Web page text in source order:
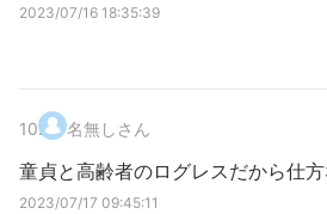
2023/07/16 18:35:39
10. 名無しさん
童貞と高齢者のログレスだから仕
2023/07/17 09:45:11